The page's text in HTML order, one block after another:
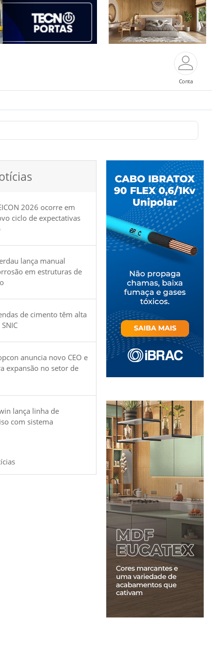
Conta
2026 ocorre em
ciclo de expectativas
lança manual
em estruturas de
de cimento têm alta
anuncia novo CEO e
expansão no setor de
lança linha de
com sistema